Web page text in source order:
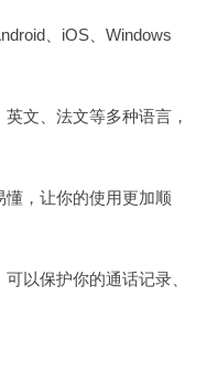
、iOS、Windows
文、法文等多种语言，
，让你的使用更加顺
以保护你的通话记录、